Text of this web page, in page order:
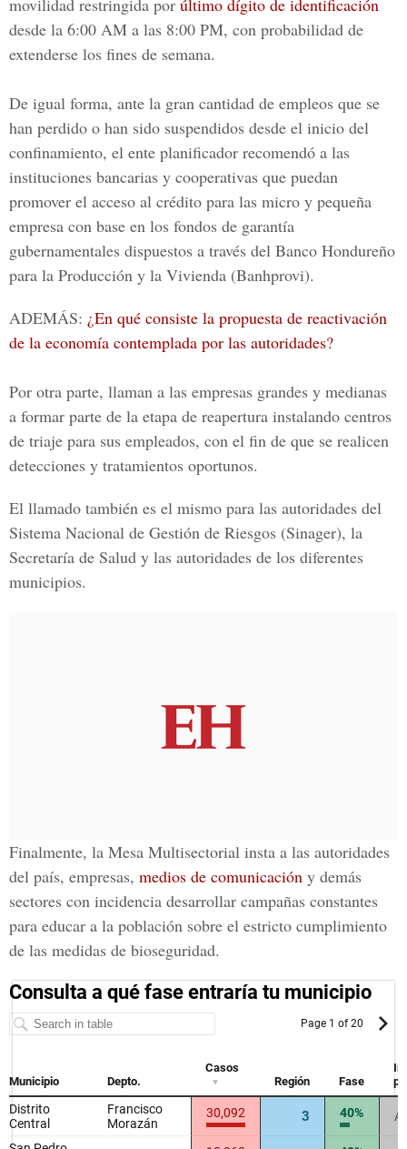
movilidad restringida por último dígito de identificación
desde la 6:00 AM a las 8:00 PM, con probabilidad de
extenderse los fines de semana.
De igual forma, ante la gran cantidad de empleos que se
han perdido o han sido suspendidos desde el inicio del
confinamiento, el ente planificador recomendó a las
instituciones bancarias y cooperativas que puedan
promover el acceso al crédito para las micro y pequeña
empresa con base en los fondos de garantía
gubernamentales dispuestos a través del Banco Hondureño
para la Producción y la Vivienda (Banhprovi).
ADEMÁS: ¿En qué consiste la propuesta de reactivación
de la economía contemplada por las autoridades?
Por otra parte, llaman a las empresas grandes y medianas
a formar parte de la etapa de reapertura instalando centros
de triaje para sus empleados, con el fin de que se realicen
detecciones y tratamientos oportunos.
El llamado también es el mismo para las autoridades del
Sistema Nacional de Gestión de Riesgos (Sinager), la
Secretaría de Salud y las autoridades de los diferentes
municipios.
Finalmente, la Mesa Multisectorial insta a las autoridades
del país, empresas, medios de comunicación y demás
sectores con incidencia desarrollar campañas constantes
para educar a la población sobre el estricto cumplimiento
de las medidas de bioseguridad.